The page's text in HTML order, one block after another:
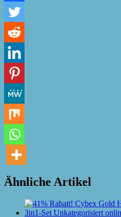
Ähnliche Artikel